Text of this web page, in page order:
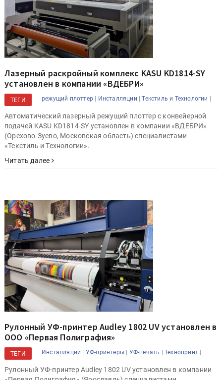
Лазерный раскройный комплекс KASU KD1814-SY
установлен в компании «ВДЕБРИ»
ТЕГИ режущий плоттер | Инсталляции |Текстиль и Технологии |
Автоматический лазерный режущий плоттер с конвейерной
подачей KASU KD1814-SY установлен в компании «ВДЕБРИ»
(Орехово-Зуево, Московская область) специалистами
«Текстиль и Технологии».
Читать далее
Рулонный УФ-принтер Audley 1802 UV установлен в
ООО «Первая Полиграфия»
ТЕГИ Инсталляции | УФ-принтеры | УФ-печать |Технопринт |
Рулонный УФ-принтер Audley 1802 UV установлен в компании